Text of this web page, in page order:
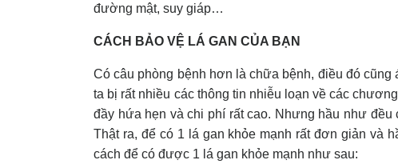
đường mật, suy giáp…
CÁCH BẢO VỆ LÁ GAN CỦA BẠN
Có câu phòng bệnh hơn là chữa bệnh, điều đó
ta bị rất nhiều các thông tin nhiễu loạn về các
đầy hứa hẹn và chi phí rất cao. Nhưng hầu như
Thật ra, để có 1 lá gan khỏe mạnh rất đơn giản và
cách để có được 1 lá gan khỏe mạnh như sau: